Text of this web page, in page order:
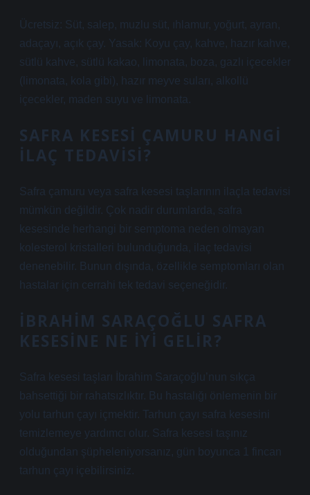
Ücretsiz: Süt, salep, muzlu süt, ıhlamur, yoğurt, ayran,
adaçayı, açık çay. Yasak: Koyu çay, kahve, hazır kahve,
sütlü kahve, sütlü kakao, limonata, boza, gazlı içecekler
(limonata, kola gibi), hazır meyve suları, alkollü
içecekler, maden suyu ve limonata.
SAFRA KESESI ÇAMURU HANGI
ILAÇ TEDAVISI?
Safra çamuru veya safra kesesi taşlarının ilaçla tedavisi
mümkün değildir. Çok nadir durumlarda, safra
kesesinde herhangi bir semptoma neden olmayan
kolesterol kristalleri bulunduğunda, ilaç tedavisi
denenebilir. Bunun dışında, özellikle semptomları olan
hastalar için cerrahi tek tedavi seçeneğidir.
İBRAHIM SARAÇOĞLU SAFRA
KESESINE NE IYI GELIR?
Safra kesesi taşları İbrahim Saraçoğlu’nun sıkça
bahsettiği bir rahatsızlıktır. Bu hastalığı önlemenin bir
yolu tarhun çayı içmektir. Tarhun çayı safra kesesini
temizlemeye yardımcı olur. Safra kesesi taşınız
olduğundan şüpheleniyorsanız, gün boyunca 1 fincan
tarhun çayı içebilirsiniz.